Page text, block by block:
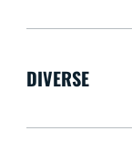
DIVERSE